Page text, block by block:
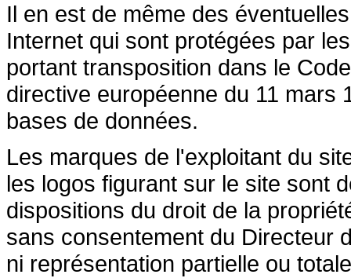
Il en est de même des
Internet qui sont protégées par
portant transposition dans le
directive européenne du 11 mars
bases de données.
Les marques de l'exploitant du
les logos figurant sur le site sont
dispositions du droit de la
sans consentement du Directeur
ni représentation partielle ou